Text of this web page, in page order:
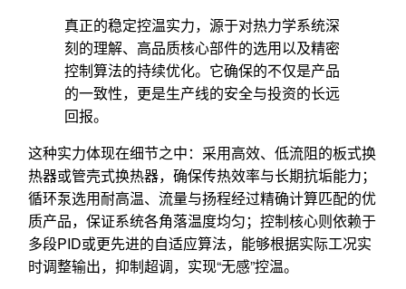
真正的稳定控温实力，源于对热力学系统深
刻的理解、高品质核心部件的选用以及精密
控制算法的持续优化。它确保的不仅是产品
的一致性，更是生产线的安全与投资的长远
回报。
这种实力体现在细节之中：采用高效、低流阻的板式换
热器或管壳式换热器，确保传热效率与长期抗垢能力；
循环泵选用耐高温、流量与扬程经过精确计算匹配的优
质产品，保证系统各角落温度均匀；控制核心则依赖于
多段PID或更先进的自适应算法，能够根据实际工况实
时调整输出，抑制超调，实现“无感”控温。